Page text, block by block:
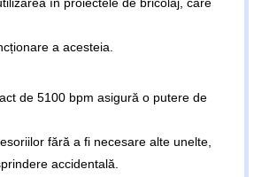
a acesteia.
de 5100 bpm asigură o putere de
fără a fi necesare alte unelte,
accidentală.